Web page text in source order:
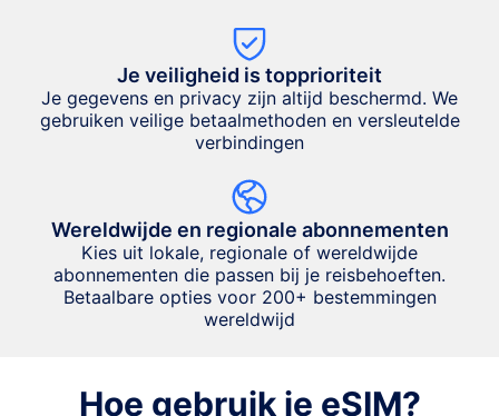
Je veiligheid is topprioriteit
Je gegevens en privacy zijn altijd beschermd. We
gebruiken veilige betaalmethoden en versleutelde
verbindingen
Wereldwijde en regionale abonnementen
Kies uit lokale, regionale of wereldwijde
abonnementen die passen bij je reisbehoeften.
Betaalbare opties voor 200+ bestemmingen
wereldwijd
Hoe gebruik je eSIM?